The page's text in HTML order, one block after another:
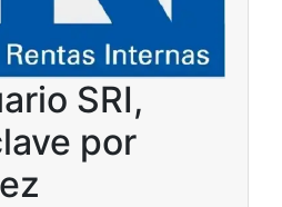
SRI,
por